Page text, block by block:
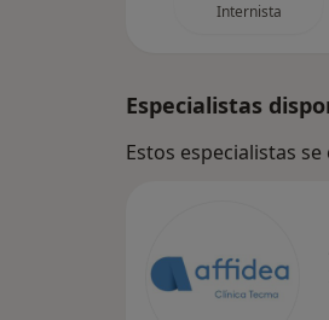
Internista
Especialistas
Estos especialistas